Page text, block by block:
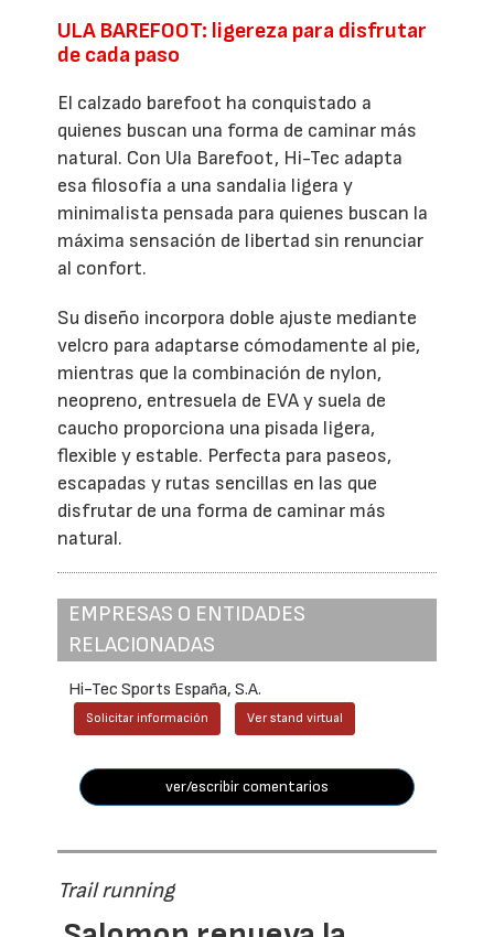
ULA BAREFOOT: ligereza para disfrutar
de cada paso
El calzado barefoot ha conquistado a
quienes buscan una forma de caminar más
natural. Con Ula Barefoot, Hi-Tec adapta
esa filosofía a una sandalia ligera y
minimalista pensada para quienes buscan la
máxima sensación de libertad sin renunciar
al confort.
Su diseño incorpora doble ajuste mediante
velcro para adaptarse cómodamente al pie,
mientras que la combinación de nylon,
neopreno, entresuela de EVA y suela de
caucho proporciona una pisada ligera,
flexible y estable. Perfecta para paseos,
escapadas y rutas sencillas en las que
disfrutar de una forma de caminar más
natural.
EMPRESAS O ENTIDADES
RELACIONADAS
Hi-Tec Sports España, S.A.
Solicitar información Ver stand virtual
ver/escribir comentarios
Trail running